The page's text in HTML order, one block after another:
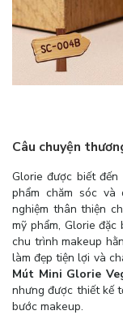
Câu chuyện
Glorie được biết
phẩm chăm sóc
nghiệm thân thiện
mỹ phẩm, Glorie
chu trình makeup
làm đẹp tiện lợi và
Mút Mini Glorie
nhưng được thiết kế
bước makeup.